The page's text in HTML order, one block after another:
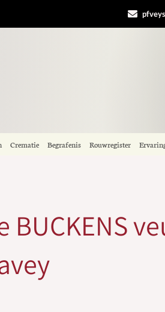
Crematie Begrafenis Rouwregister
BUCKENS